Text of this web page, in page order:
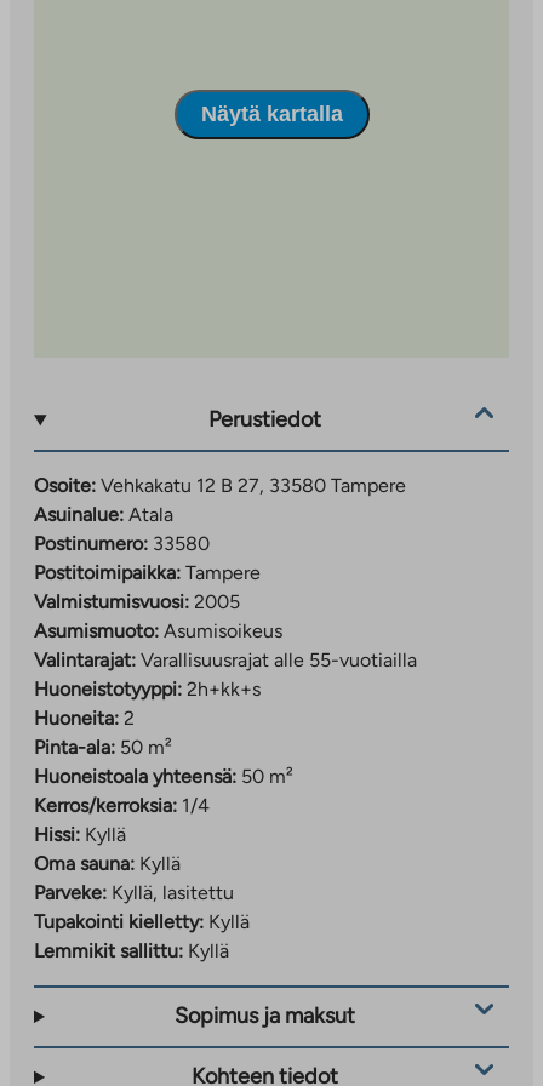
Näytä kartalla
Perustiedot
Osoite: Vehkakatu 12 B 27, 33580 Tampere
Asuinalue: Atala
Postinumero: 33580
Postitoimipaikka: Tampere
Valmistumisvuosi: 2005
Asumismuoto: Asumisoikeus
Valintarajat: Varallisuusrajat alle 55-vuotiailla
Huoneistotyyppi: 2h+kk+s
Huoneita: 2
Pinta-ala: 50 m²
Huoneistoala yhteensä: 50 m²
Kerros/kerroksia: 1/4
Hissi: Kyllä
Oma sauna: Kyllä
Parveke: Kyllä, lasitettu
Tupakointi kielletty: Kyllä
Lemmikit sallittu: Kyllä
Sopimus ja maksut
Kohteen tiedot